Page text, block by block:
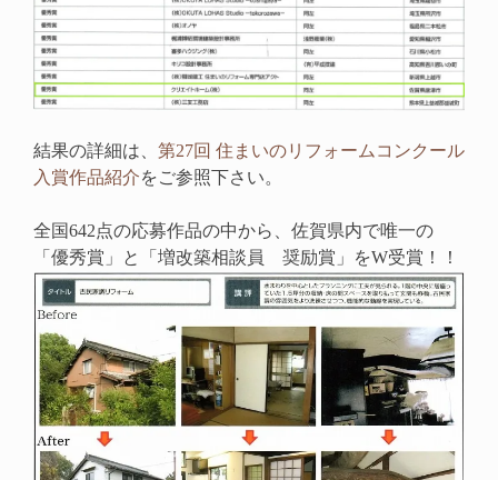
結果の詳細は、 第27回 住まいのリフォームコンクール
入賞作品紹介をご参照下さい。
全国642点の応募作品の中から、佐賀県内で唯一の
「優秀賞」と「増改築相談員 奨励賞」をW受賞！！